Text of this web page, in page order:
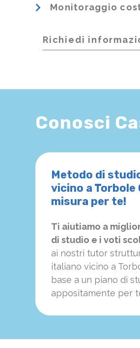
Monitoraggio
Richiedi
Conosci
Metodo di
vicino a Torbole
misura per te!
Ti aiutiamo a
di studio e i voti
ai nostri tutor
italiano vicino a
base a un piano di
appositamente per